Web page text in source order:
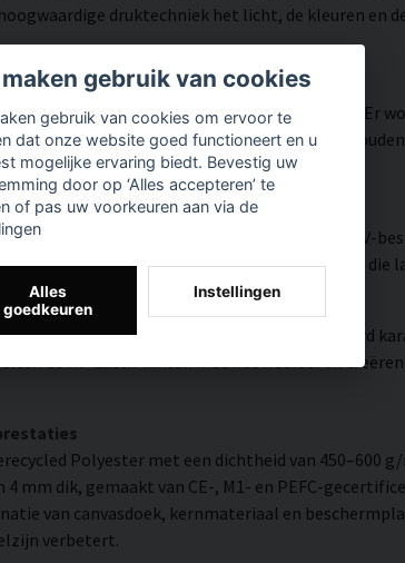
druktechniek het licht, de kleuren en
weergegeven dankzij HP Latex-technologie. Er
biedt. De kleuren zijn UV-bestendig en
met hoge kleurnauwkeurigheid, zeer goede UV-
een moderne, heldere en kleurrijke uitstraling die
natuurlijke warmte en een handgeschilderd
de HP Latex-inkten met het weefsel en
Polyester met een dichtheid van 450–600
mm dik, gemaakt van CE-, M1- en PEFC-
van canvasdoek, kernmateriaal en
verbetert.
gebruik van cookies
gebruik van cookies om ervoor te
dat onze website goed functioneert en u
mogelijke ervaring biedt. Bevestig uw
door op ‘Alles accepteren’ te
of pas uw voorkeuren aan via de
Alles
goedkeuren
Instellingen